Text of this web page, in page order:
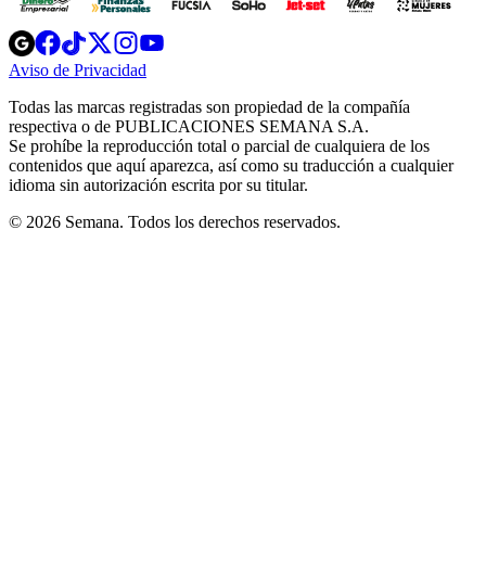
Opens
in
new
Opens
in
new
Opens
in
new
window
Opens
new
windowwindow
Aviso de Privacidad
new
window
Todas las marcas registradas son propiedad de la compañía
respectiva o de PUBLICACIONES SEMANA S.A.
Se prohíbe la reproducción total o parcial de cualquiera de los
contenidos que aquí aparezca, así como su traducción a cualquier
idioma sin autorización escrita por su titular.
© 2026 Semana. Todos los derechos reservados.